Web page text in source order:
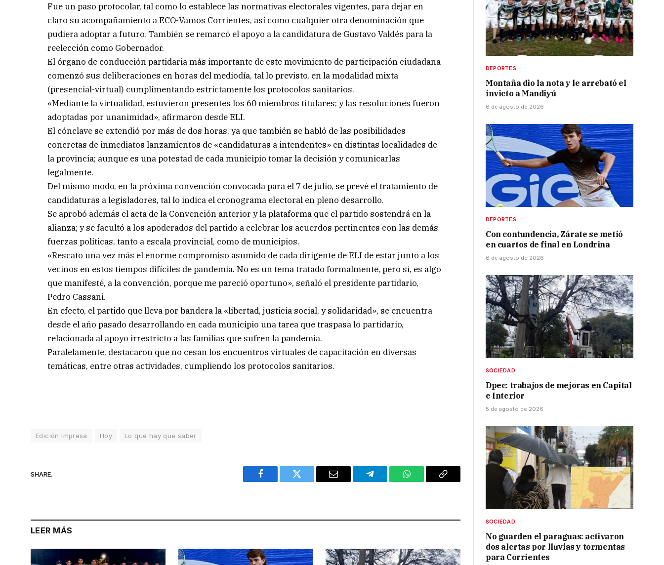
Fue un paso protocolar, tal como lo establece las normativas electorales vigentes, para dejar en
claro su acompañamiento a ECO-Vamos Corrientes, así como cualquier otra denominación que
pudiera adoptar a futuro. También se remarcó el apoyo a la candidatura de Gustavo Valdés para la
reelección como Gobernador.
El órgano de conducción partidaria más importante de este movimiento de participación ciudadana
comenzó sus deliberaciones en horas del mediodía, tal lo previsto, en la modalidad mixta
(presencial-virtual) cumplimentando estrictamente los protocolos sanitarios.
«Mediante la virtualidad, estuvieron presentes los 60 miembros titulares; y las resoluciones fueron
adoptadas por unanimidad», afirmaron desde ELI.
El cónclave se extendió por más de dos horas, ya que también se habló de las posibilidades
concretas de inmediatos lanzamientos de «candidaturas a intendentes» en distintas localidades de
la provincia; aunque es una potestad de cada municipio tomar la decisión y comunicarlas
legalmente.
Del mismo modo, en la próxima convención convocada para el 7 de julio, se prevé el tratamiento de
candidaturas a legisladores, tal lo indica el cronograma electoral en pleno desarrollo.
Se aprobó además el acta de la Convención anterior y la plataforma que el partido sostendrá en la
alianza; y se facultó a los apoderados del partido a celebrar los acuerdos pertinentes con las demás
fuerzas políticas, tanto a escala provincial, como de municipios.
«Rescato una vez más el enorme compromiso asumido de cada dirigente de ELI de estar junto a los
vecinos en estos tiempos difíciles de pandemia. No es un tema tratado formalmente, pero sí, es algo
que manifesté, a la convención, porque me pareció oportuno», señaló el presidente partidario,
Pedro Cassani.
En efecto, el partido que lleva por bandera la «libertad, justicia social, y solidaridad», se encuentra
desde el año pasado desarrollando en cada municipio una tarea que traspasa lo partidario,
relacionada al apoyo irrestricto a las familias que sufren la pandemia.
Paralelamente, destacaron que no cesan los encuentros virtuales de capacitación en diversas
temáticas, entre otras actividades, cumpliendo los protocolos sanitarios.
Edición Impresa Hoy Lo que hay que saber
SHARE.
Facebook Twitter Email Telegram WhatsAppCopy
LEER MÁS
DEPORTES
Montaña dio la nota y le arrebató el
invicto a Mandiyú
6 de agosto de 2026
DEPORTES
Con contundencia, Zárate se metió
en cuartos de final en Londrina
6 de agosto de 2026
SOCIEDAD
Dpec: trabajos de mejoras en Capital
e Interior
5 de agosto de 2026
SOCIEDAD
No guarden el paraguas: activaron
dos alertas por lluvias y tormentas
para Corrientes